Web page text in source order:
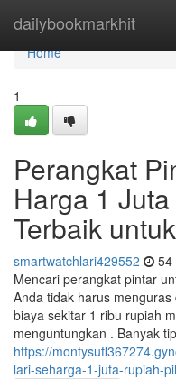
dailybookmarkhit
Home
Home
1
Perangkat
Harga 1
Terbaik
smartwatchlari429552 54
Mencari perangkat pintar
Anda tidak harus
biaya sekitar 1 ribu rupiah
menguntungkan . Banyak
https://
lari-seharga-1-juta-rupiah-